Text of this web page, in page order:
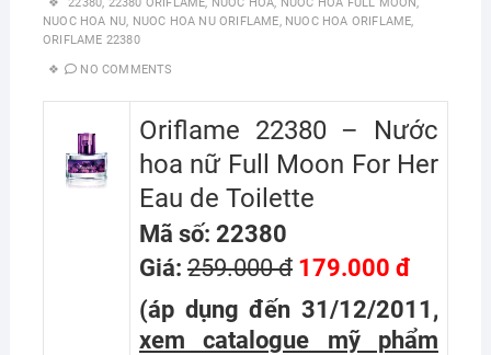
NUOC HOA NU, NUOC HOA NU ORIFLAME, NUOC HOA ORIFLAME,
ORIFLAME 22380
NO COMMENTS
Oriflame 22380 – Nước
hoa nữ Full Moon For Her
Eau de Toilette
Mã số: 22380
Giá: 259.000 đ179.000 đ
(áp dụng đến 31/12/2011,
xem catalogue mỹ phẩm